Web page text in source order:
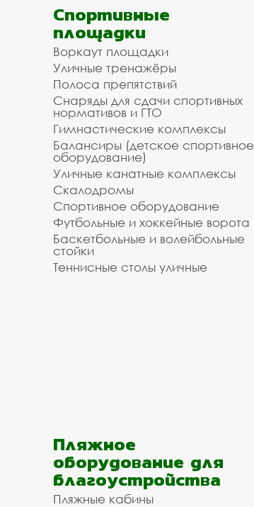
Спортивные
площадки
Воркаут площадки
Уличные тренажёры
Полоса препятствий
Снаряды для сдачи спортивных
нормативов и ГТО
Гимнастические комплексы
Балансиры (детское спортивное
оборудование)
Уличные канатные комплексы
Скалодромы
Спортивное оборудование
Футбольные и хоккейные ворота
Баскетбольные и волейбольные
стойки
Теннисные столы уличные
Пляжное
оборудование для
благоустройства
Пляжные кабины